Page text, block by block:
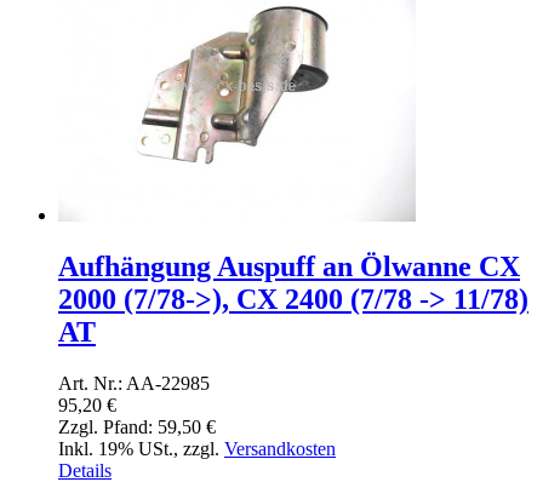
Aufhängung Auspuff an Ölwanne CX
2000 (7/78->), CX 2400 (7/78 -> 11/78)
AT
Art. Nr.: AA-22985
95,20 €
Zzgl. Pfand: 59,50 €
Inkl. 19% USt., zzgl. Versandkosten
Details